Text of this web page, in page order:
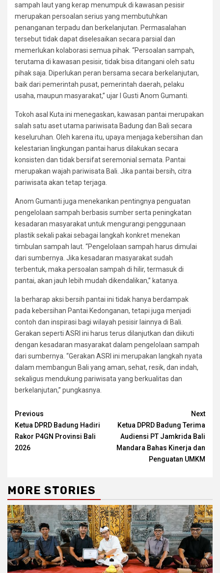
sampah laut yang kerap menumpuk di kawasan pesisir
merupakan persoalan serius yang membutuhkan
penanganan terpadu dan berkelanjutan. Permasalahan
tersebut tidak dapat diselesaikan secara parsial dan
memerlukan kolaborasi semua pihak. “Persoalan sampah,
terutama di kawasan pesisir, tidak bisa ditangani oleh satu
pihak saja. Diperlukan peran bersama secara berkelanjutan,
baik dari pemerintah pusat, pemerintah daerah, pelaku
usaha, maupun masyarakat,” ujar I Gusti Anom Gumanti.
Tokoh asal Kuta ini menegaskan, kawasan pantai merupakan
salah satu aset utama pariwisata Badung dan Bali secara
keseluruhan. Oleh karena itu, upaya menjaga kebersihan dan
kelestarian lingkungan pantai harus dilakukan secara
konsisten dan tidak bersifat seremonial semata. Pantai
merupakan wajah pariwisata Bali. Jika pantai bersih, citra
pariwisata akan tetap terjaga.
Anom Gumanti juga menekankan pentingnya penguatan
pengelolaan sampah berbasis sumber serta peningkatan
kesadaran masyarakat untuk mengurangi penggunaan
plastik sekali pakai sebagai langkah konkret menekan
timbulan sampah laut. “Pengelolaan sampah harus dimulai
dari sumbernya. Jika kesadaran masyarakat sudah
terbentuk, maka persoalan sampah di hilir, termasuk di
pantai, akan jauh lebih mudah dikendalikan,” katanya.
Ia berharap aksi bersih pantai ini tidak hanya berdampak
pada kebersihan Pantai Kedonganan, tetapi juga menjadi
contoh dan inspirasi bagi wilayah pesisir lainnya di Bali.
Gerakan seperti ASRI ini harus terus dilanjutkan dan diikuti
dengan kesadaran masyarakat dalam pengelolaan sampah
dari sumbernya. “Gerakan ASRI ini merupakan langkah nyata
dalam membangun Bali yang aman, sehat, resik, dan indah,
sekaligus mendukung pariwisata yang berkualitas dan
berkelanjutan,” pungkasnya.
Continue
Reading
Previous
Ketua DPRD Badung Hadiri
Rakor P4GN Provinsi Bali
2026
Next
Ketua DPRD Badung Terima
Audiensi PT Jamkrida Bali
Mandara Bahas Kinerja dan
Penguatan UMKM
MORE STORIES